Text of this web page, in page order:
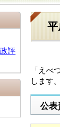
評
「えべ
します。
公表